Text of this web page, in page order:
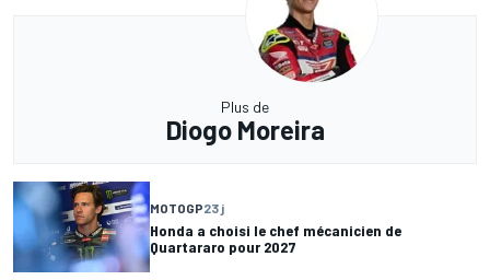
Plus de
Diogo Moreira
MOTOGP23 j
Honda a choisi le chef mécanicien de
Quartararo pour 2027